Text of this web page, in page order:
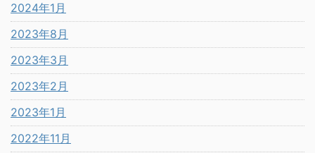
2024年1月
2023年8月
2023年3月
2023年2月
2023年1月
2022年11月